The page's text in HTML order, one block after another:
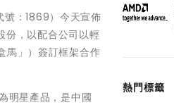
號：1869）今天宣佈
份，以配合公司以輕
馬」）簽訂框架合作
明星產品，是中國
熱門標籤